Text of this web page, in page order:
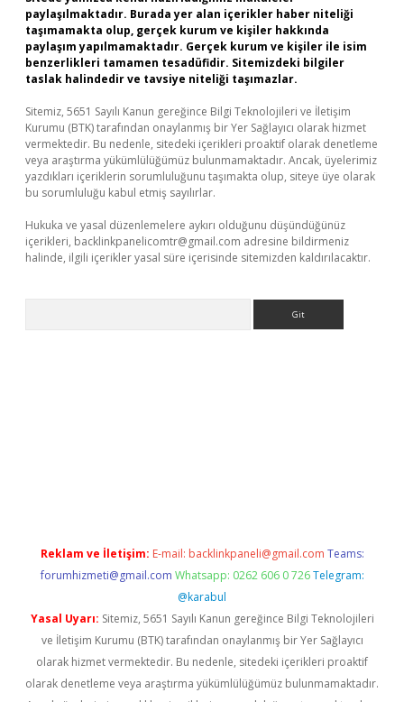
paylaşılmaktadır. Burada yer alan içerikler haber niteliği
taşımamakta olup, gerçek kurum ve kişiler hakkında
paylaşım yapılmamaktadır. Gerçek kurum ve kişiler ile isim
benzerlikleri tamamen tesadüfidir. Sitemizdeki bilgiler
taslak halindedir ve tavsiye niteliği taşımazlar.
Sitemiz, 5651 Sayılı Kanun gereğince Bilgi Teknolojileri ve İletişim
Kurumu (BTK) tarafından onaylanmış bir Yer Sağlayıcı olarak hizmet
vermektedir. Bu nedenle, sitedeki içerikleri proaktif olarak denetleme
veya araştırma yükümlülüğümüz bulunmamaktadır. Ancak, üyelerimiz
yazdıkları içeriklerin sorumluluğunu taşımakta olup, siteye üye olarak
bu sorumluluğu kabul etmiş sayılırlar.
Hukuka ve yasal düzenlemelere aykırı olduğunu düşündüğünüz
içerikleri, backlinkpanelicomtr@gmail.com adresine bildirmeniz
halinde, ilgili içerikler yasal süre içerisinde sitemizden kaldırılacaktır.
Reklam ve İletişim: E-mail: backlinkpaneli@gmail.com Teams:
forumhizmeti@gmail.com Whatsapp: 0262 606 0 726 Telegram:
@karabul
Yasal Uyarı: Sitemiz, 5651 Sayılı Kanun gereğince Bilgi Teknolojileri
ve İletişim Kurumu (BTK) tarafından onaylanmış bir Yer Sağlayıcı
olarak hizmet vermektedir. Bu nedenle, sitedeki içerikleri proaktif
olarak denetleme veya araştırma yükümlülüğümüz bulunmamaktadır.